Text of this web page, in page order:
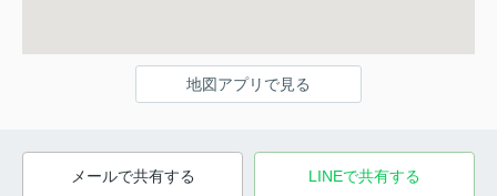
地図アプリで見る
メールで共有する LINEで共有する